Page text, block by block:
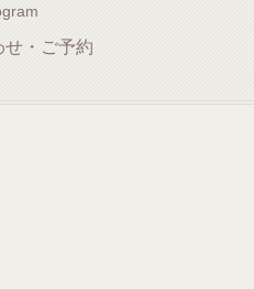
せ・ご予約